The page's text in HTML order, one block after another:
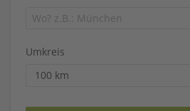
Umkreis